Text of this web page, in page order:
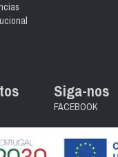
Siga-nos
FACEBOOK